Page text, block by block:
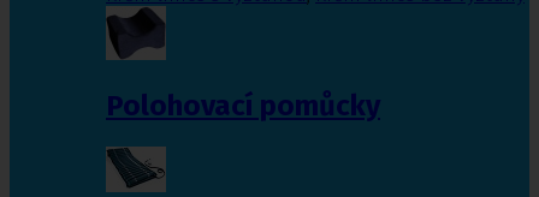
Polohovací pomůcky